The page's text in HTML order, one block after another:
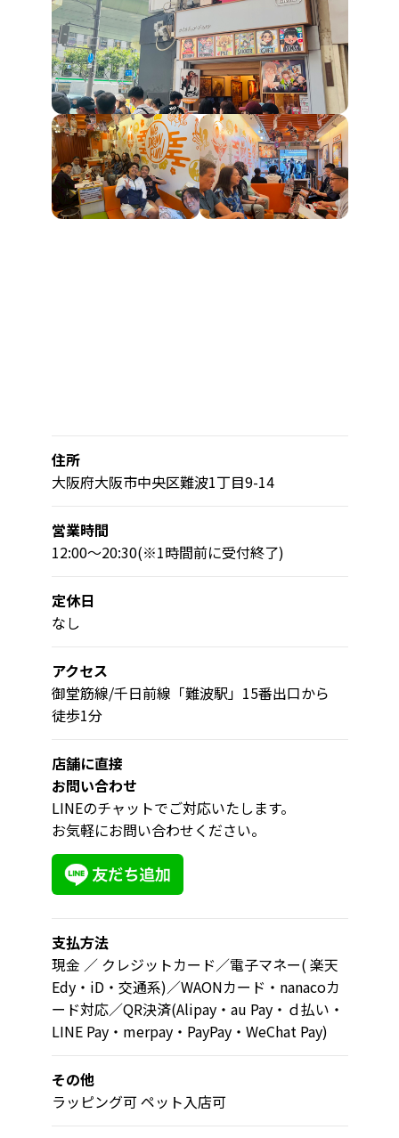
住所
大阪府大阪市中央区難波1丁目9-14
営業時間
12:00～20:30(※1時間前に受付終了)
定休日
なし
アクセス
御堂筋線/千日前線「難波駅」15番出口から
徒歩1分
店舗に直接
お問い合わせ
LINEのチャットでご対応いたします。
お気軽にお問い合わせください。
支払方法
現金 ／ クレジットカード／電子マネー( 楽天
Edy・iD・交通系)／WAONカード・nanacoカ
ード対応／QR決済(Alipay・au Pay・ｄ払い・
LINE Pay・merpay・PayPay・WeChat Pay)
その他
ラッピング可 ペット入店可